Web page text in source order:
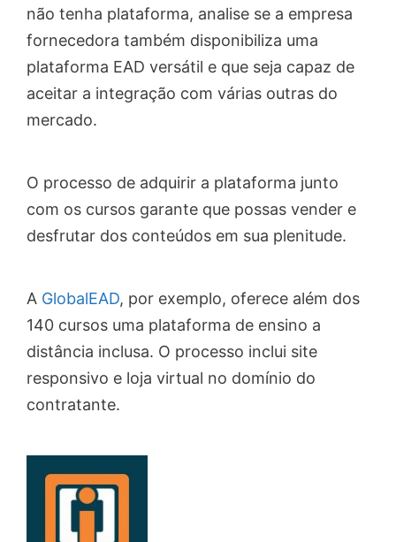
não tenha plataforma, analise se a empresa
fornecedora também disponibiliza uma
plataforma EAD versátil e que seja capaz de
aceitar a integração com várias outras do
mercado.
O processo de adquirir a plataforma junto
com os cursos garante que possas vender e
desfrutar dos conteúdos em sua plenitude.
A GlobalEAD, por exemplo, oferece além dos
140 cursos uma plataforma de ensino a
distância inclusa. O processo inclui site
responsivo e loja virtual no domínio do
contratante.